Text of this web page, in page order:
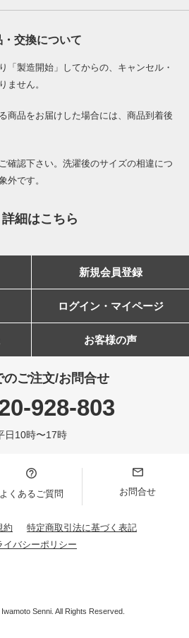
・交換について
「製造開始」してからの、キャンセル・
ません。
商品をお届けした場合には、商品到着後
確認下さい。洗濯後のサイズの相違につ
外です。
詳細はこちら
新規会員登録
ログイン・マイページ
お客様の声
のご注文/お問合せ
928-803
日10時〜17時
よくあるご質問 お問合せ
約
特定商取引法に基づく表記
イバシーポリシー
Senni. All Rights Reserved.